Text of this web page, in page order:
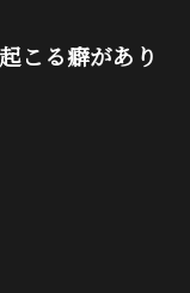
こる癖があり